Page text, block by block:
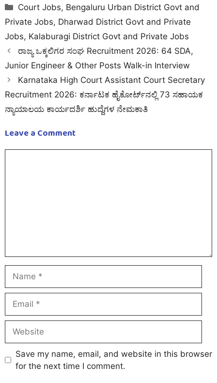
Categories
Court Jobs, Bengaluru Urban District Govt and
Private Jobs, Dharwad District Govt and Private
Jobs, Kalaburagi District Govt and Private Jobs
ರಾಜ್ಯ ಒಕ್ಕಲಿಗರ ಸಂಘ Recruitment 2026: 64 SDA,
Junior Engineer & Other Posts Walk-in Interview
Karnataka High Court Assistant Court Secretary
Recruitment 2026: ಕರ್ನಾಟಕ ಹೈಕೋರ್ಟ್‌ನಲ್ಲಿ 73 ಸಹಾಯಕ
ನ್ಯಾಯಾಲಯ ಕಾರ್ಯದರ್ಶಿ ಹುದ್ದೆಗಳ ನೇಮಕಾತಿ
Leave a Comment
Save my name, email, and website in this browser
for the next time I comment.